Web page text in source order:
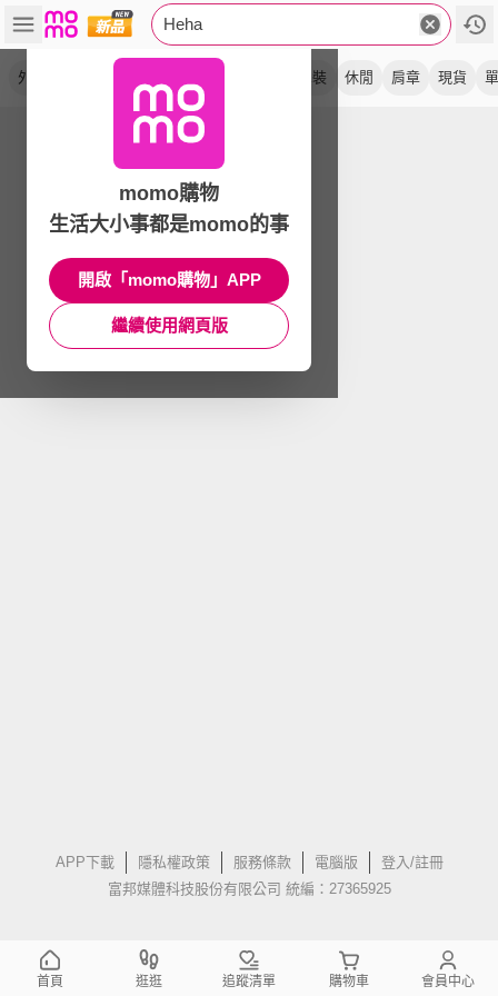
Heha
外套 軍裝 休閒 肩章 現貨
APP下載 隱私權政策 服務條款 電腦版
登入/註冊
富邦媒體科技股份有限公司 統編：27365925
momo購物
生活大小事都是momo的事
開啟「momo購物」APP
繼續使用網頁版
首頁 逛逛 追蹤清單 購物車 會員中心